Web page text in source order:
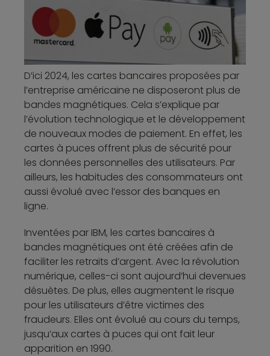
D’ici 2024, les cartes bancaires proposées par
l’entreprise américaine ne disposeront plus de
bandes magnétiques. Cela s’explique par
l’évolution technologique et le développement
de nouveaux modes de paiement. En effet, les
cartes à puces offrent plus de sécurité pour
les données personnelles des utilisateurs. Par
ailleurs, les habitudes des consommateurs ont
aussi évolué avec l’essor des banques en
ligne.
Inventées par IBM, les cartes bancaires à
bandes magnétiques ont été créées afin de
faciliter les retraits d’argent. Avec la révolution
numérique, celles-ci sont aujourd’hui devenues
désuètes. De plus, elles augmentent le risque
pour les utilisateurs d’être victimes des
fraudeurs. Elles ont évolué au cours du temps,
jusqu’aux cartes à puces qui ont fait leur
apparition en 1990.